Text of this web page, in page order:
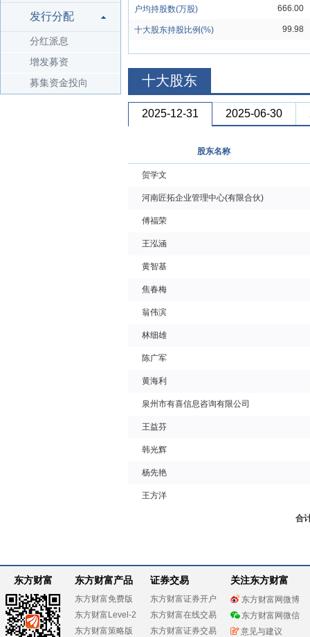
发行分配
分红派息
增发募资
募集资金投向
户均持股数(万股)
十大股东持股比例(%)
666.00
99.98
十大股东
2025-12-31 2025-06-30
股东名称
贺学文
河南匠拓企业管理中心(有限合伙)
傅福荣
王泓涵
黄智基
焦春梅
翁伟滨
林细雄
陈广军
黄海利
泉州市有喜信息咨询有限公司
王益芬
韩光辉
杨先艳
王方洋
合
东方财富 东方财富产品
东方财富免费版
东方财富Level-2
东方财富策略版
证券交易
东方财富证券开户
东方财富在线交易
东方财富证券交易
关注东方财富
东方财富网微博
东方财富网微信
意见与建议